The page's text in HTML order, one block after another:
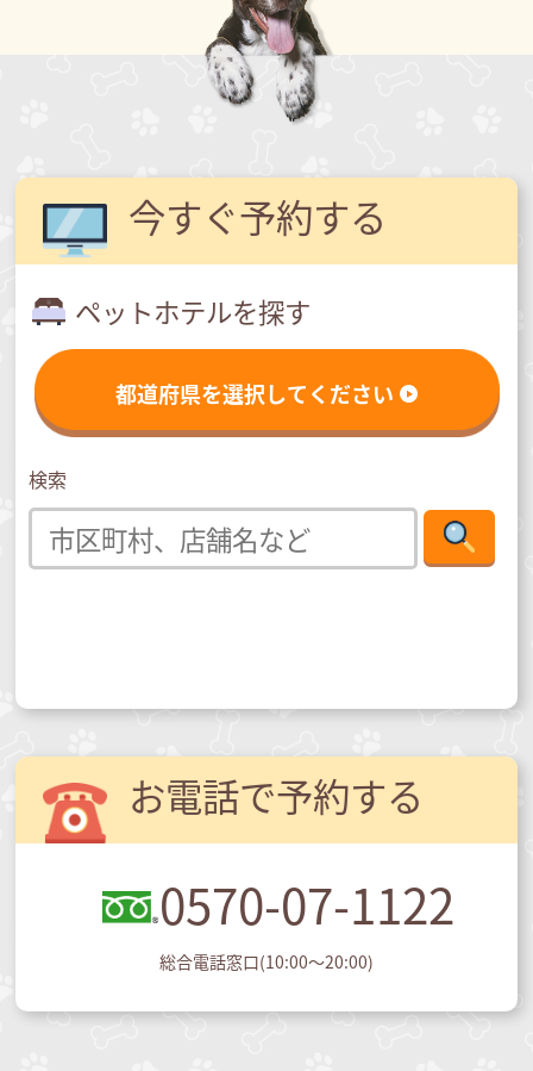
今すぐ予約する
ペットホテルを探す
都道府県を選択してください
検索
お電話で予約する
0570-07-1122
総合電話窓口(10:00～20:00)